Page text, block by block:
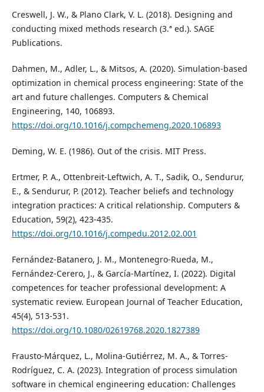
Creswell, J. W., & Plano Clark, V. L. (2018). Designing and
conducting mixed methods research (3.ª ed.). SAGE
Publications.
Dahmen, M., Adler, L., & Mitsos, A. (2020). Simulation-based
optimization in chemical process engineering: State of the
art and future challenges. Computers & Chemical
Engineering, 140, 106893.
https://doi.org/10.1016/j.compchemeng.2020.106893
Deming, W. E. (1986). Out of the crisis. MIT Press.
Ertmer, P. A., Ottenbreit-Leftwich, A. T., Sadik, O., Sendurur,
E., & Sendurur, P. (2012). Teacher beliefs and technology
integration practices: A critical relationship. Computers &
Education, 59(2), 423-435.
https://doi.org/10.1016/j.compedu.2012.02.001
Fernández-Batanero, J. M., Montenegro-Rueda, M.,
Fernández-Cerero, J., & García-Martínez, I. (2022). Digital
competences for teacher professional development: A
systematic review. European Journal of Teacher Education,
45(4), 513-531.
https://doi.org/10.1080/02619768.2020.1827389
Frausto-Márquez, L., Molina-Gutiérrez, M. A., & Torres-
Rodríguez, C. A. (2023). Integration of process simulation
software in chemical engineering education: Challenges